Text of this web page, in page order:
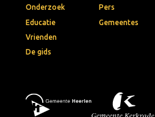
Onderzoek
Educatie
Vrienden
De gids
Pers
Gemeentes